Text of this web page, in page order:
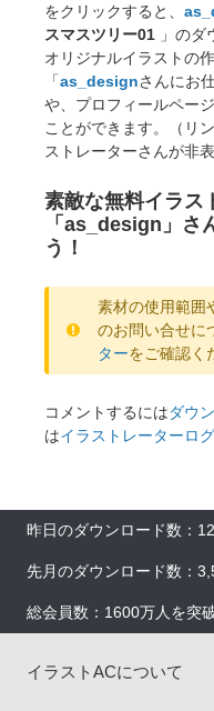
をクリックすると、
スマスツリー01 」のダ
オリジナルイラストの
「as_designさんにお
や、プロフィールペー
ことができます。（リ
ストレーターさんが非
素敵な無料イラス
「as_design」さ
う！
素材の使用範囲
のお問い合せに
ターをご確認く
コメントするにはダウ
はイラストレーターロ
昨日のダウンロード数：
先月のダウンロード数：
総会員数：1600万人を突
イラストACについて